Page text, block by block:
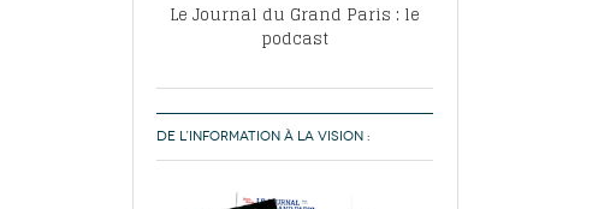
Le Journal du Grand Paris : le
podcast
DE L’INFORMATION À LA VISION :